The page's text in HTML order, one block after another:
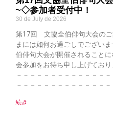
~◇参加者受付中！
30 de July de 2026
第17回 文協全伯俳句大会のご
まには如何お過ごしでござい
伯俳句大会が開催されること
会参加をお待ち申し上げてお
－－－－－－－－－－－－－
－－－－－－－－－－－－－－
続き